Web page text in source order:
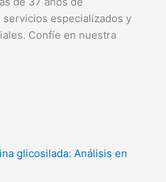
especializados y
Confíe en nuestra
glicosilada: Análisis en